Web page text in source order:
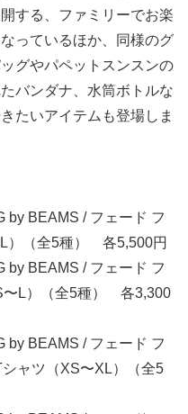
する、ファミリーでお楽
っているほか、同様のグ
グやパペットスンスンの
バンダナ、水筒ボトルな
たいアイテムも登場しま
by BEAMS / フェード フ
）（全5種） 各5,500円
by BEAMS / フェード フ
〜L）（全5種） 各3,300
by BEAMS / フェード フ
ャツ（XS〜XL）（全5